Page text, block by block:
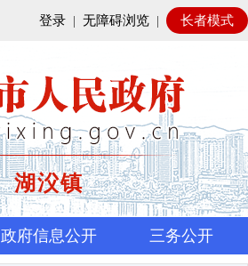
登录 | 无障碍浏览 | 长者模式
湖㳇镇
政府信息公开 三务公开